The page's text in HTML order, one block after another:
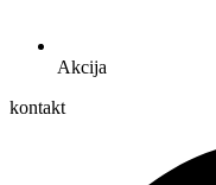
Akcija
kontakt